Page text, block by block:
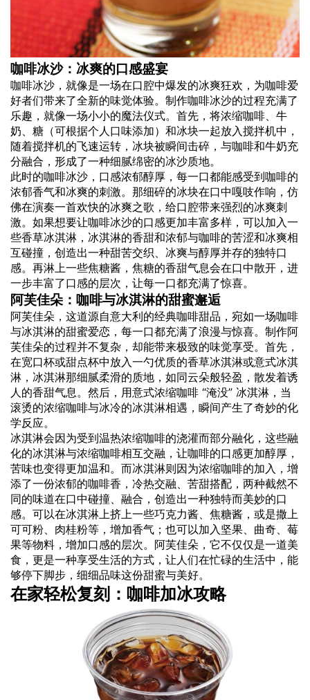
咖啡冰沙：冰爽的口感盛宴
咖啡冰沙，就像是一场在口腔中爆发的冰爽狂欢，为咖啡爱
好者们带来了全新的味觉体验。制作咖啡冰沙的过程充满了
乐趣，就像一场小小的魔法仪式。首先，将浓缩咖啡、牛
奶、糖（可根据个人口味添加）和冰块一起放入搅拌机中，
随着搅拌机的飞速运转，冰块被瞬间击碎，与咖啡和牛奶充
分融合，形成了一种细腻绵密的冰沙质地。
此时的咖啡冰沙，口感浓郁醇厚，每一口都能感受到咖啡的
浓郁香气和冰爽的刺激。那细碎的冰块在口中嘎吱作响，仿
佛在演奏一首欢快的冰爽之歌，给口腔带来强烈的冰爽刺
激。如果想要让咖啡冰沙的口感更加丰富多样，可以加入一
些香草冰淇淋，冰淇淋的香甜和浓郁与咖啡的苦涩和冰爽相
互碰撞，创造出一种甜苦交织、冰爽与醇厚并存的独特口
感。再淋上一些焦糖酱，焦糖的香甜气息会在口中散开，进
一步丰富了口感的层次，让每一口都充满了惊喜。
阿芙佳朵：咖啡与冰淇淋的甜蜜邂逅
阿芙佳朵，这道源自意大利的经典咖啡甜品，宛如一场咖啡
与冰淇淋的甜蜜爱恋，每一口都充满了浪漫与惊喜。制作阿
芙佳朵的过程并不复杂，却能带来极致的味觉享受。首先，
在宽口杯或甜点杯中放入一勺优质的香草冰淇淋或意式冰淇
淋，冰淇淋那细腻柔滑的质地，如同云朵般轻盈，散发着诱
人的香甜气息。然后，用意式浓缩咖啡 “淹没” 冰淇淋，当
滚烫的浓缩咖啡与冰冷的冰淇淋相遇，瞬间产生了奇妙的化
学反应。
冰淇淋会因为受到温热浓缩咖啡的浇灌而部分融化，这些融
化的冰淇淋与浓缩咖啡相互交融，让咖啡的口感更加醇厚，
苦味也变得更加温和。而冰淇淋则因为浓缩咖啡的加入，增
添了一份浓郁的咖啡香，冷热交融、苦甜搭配，两种截然不
同的味道在口中碰撞、融合，创造出一种独特而美妙的口
感。可以在冰淇淋上挤上一些巧克力酱、焦糖酱，或是撒上
可可粉、肉桂粉等，增加香气；也可以加入坚果、曲奇、莓
果等物料，增加口感的层次。阿芙佳朵，它不仅仅是一道美
食，更是一种享受生活的方式，让人们在忙碌的生活中，能
够停下脚步，细细品味这份甜蜜与美好。
在家轻松复刻：咖啡加冰攻略